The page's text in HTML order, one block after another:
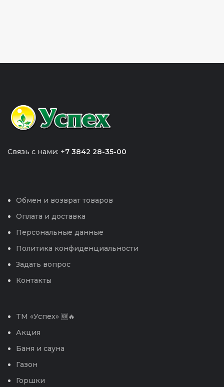
Связь с нами: +7 3842 28-35-00
Обмен и возврат товаров
Оплата и доставка
Персональные данные
Политика конфиденциальности
Задать вопрос
Контакты
TM «Успех» 🆕🔥
Акция
Баня и сауна
Газон
Горшки